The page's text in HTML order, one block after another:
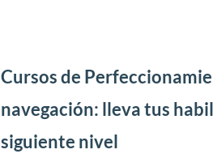
Cursos de
navegación: lleva tus
siguiente nivel